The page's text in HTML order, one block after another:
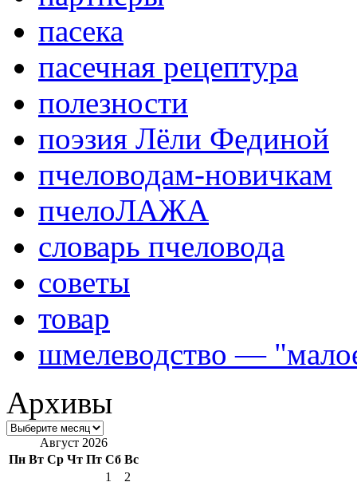
пасека
пасечная рецептура
полезности
поэзия Лёли Фединой
пчеловодам-новичкам
пчелоЛАЖА
словарь пчеловода
советы
товар
шмелеводство —
Архивы
Август 2026
Пн Вт Ср Чт Пт Сб Вс
1
2